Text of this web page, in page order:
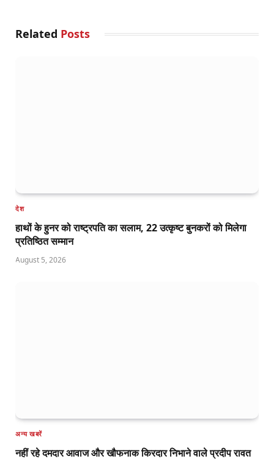
Related Posts
देश
हाथों के हुनर को राष्ट्रपति का सलाम, 22 उत्कृष्ट बुनकरों को मिलेगा
प्रतिष्ठित सम्मान
August 5, 2026
अन्य खबरें
नहीं रहे दमदार आवाज और खौफनाक किरदार निभाने वाले प्रदीप रावत